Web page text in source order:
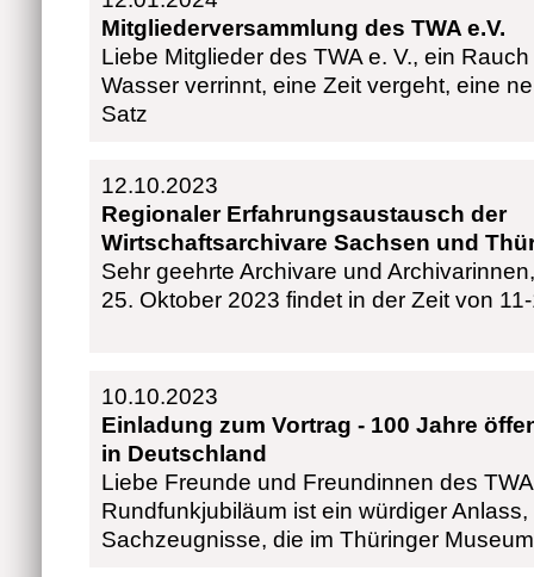
Mitgliederversammlung des TWA e.V.
Liebe Mitglieder des TWA e. V., ein
Wasser verrinnt, eine Zeit vergeht, eine
Satz
12.10.2023
Regionaler Erfahrungsaustausch der
Wirtschaftsarchivare Sachsen und
Sehr geehrte Archivare und
25. Oktober 2023 findet in der Zeit von
10.10.2023
Einladung zum Vortrag - 100 Jahre
in Deutschland
Liebe Freunde und Freundinnen des
Rundfunkjubiläum ist ein würdiger
Sachzeugnisse, die im Thüringer Museum